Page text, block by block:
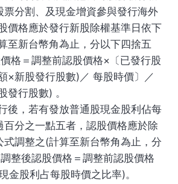
票分割、及現金增資參與發行海外
價格應於發行新股除權基準日依下
至新台幣角為止，分以下四捨五
格＝調整前認股價格×〔已發行股
×新股發行股數)／ 每股時價〕／
發行股數) 。
後，若有發放普通股現金股利佔每
百分之一點五者，認股價格應於除
式調整之(計算至新台幣角為止，分
整後認股價格＝調整前認股價格
金股利占每股時價之比率)。